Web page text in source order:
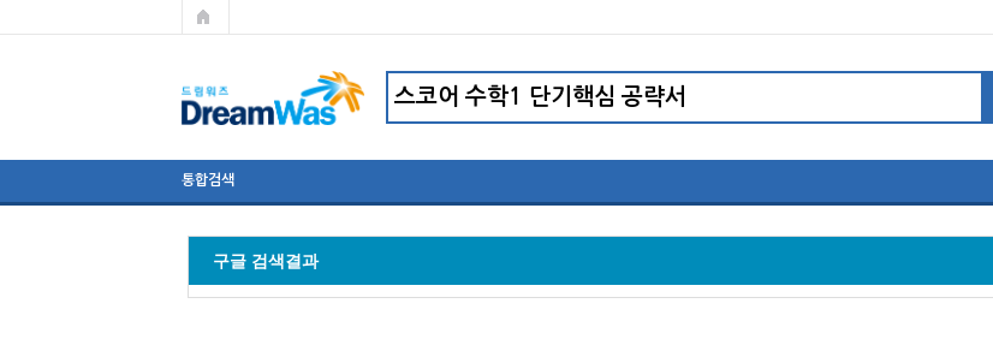
통합검색
구글 검색결과